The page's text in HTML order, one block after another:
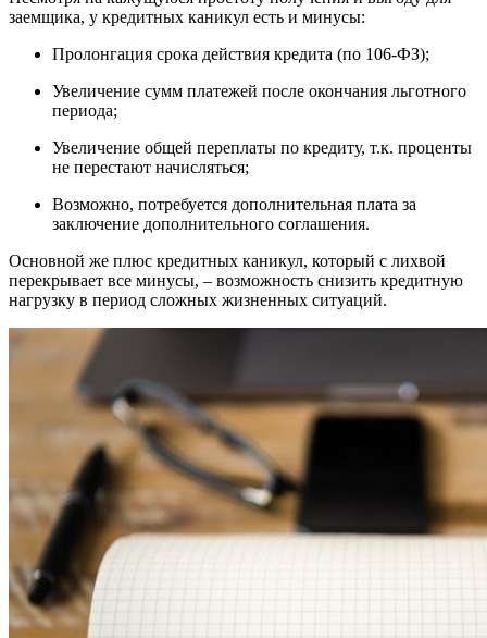
заемщика, у кредитных каникул есть и минусы:
Пролонгация срока действия кредита (по 106-ФЗ);
Увеличение сумм платежей после окончания льготного
периода;
Увеличение общей переплаты по кредиту, т.к. проценты
не перестают начисляться;
Возможно, потребуется дополнительная плата за
заключение дополнительного соглашения.
Основной же плюс кредитных каникул, который с лихвой
перекрывает все минусы, – возможность снизить кредитную
нагрузку в период сложных жизненных ситуаций.